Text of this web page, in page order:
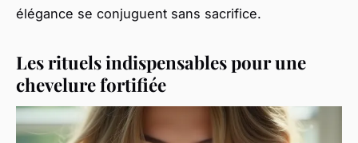
élégance se conjuguent sans sacrifice.
Les rituels indispensables pour une
chevelure fortifiée